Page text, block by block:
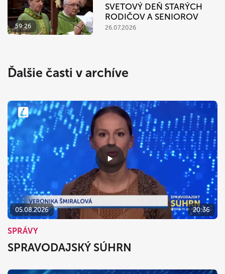
59:26
SVETOVÝ DEŇ STARÝCH
RODIČOV A SENIOROV
26.07.2026
Ďalšie časti v archíve
05.08.2026 20:36
SPRÁVY
SPRAVODAJSKÝ SÚHRN